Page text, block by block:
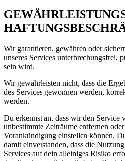
Wir garantieren, gewähren oder
unseres Services unterbrechungsfrei,
sein wird.
Wir gewährleisten nicht, dass die
des Services gewonnen werden,
werden.
Du erkennst an, dass wir den Service
unbestimmte Zeiträume entfernen
Vorankündigung einstellen können.
damit einverstanden, dass die
Services auf dein alleiniges Risiko